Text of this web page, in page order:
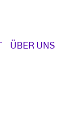
ÜBER UNS